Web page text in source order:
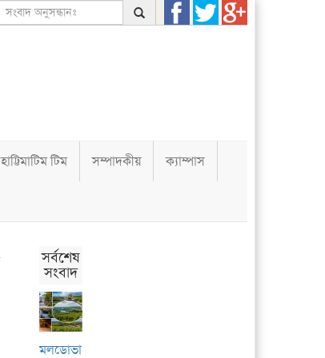
হাট্টিমাটিম টিম সম্পাদকীয় ক্যাম্পাস
সর্বশেষ
সংবাদ
মলডোভা: